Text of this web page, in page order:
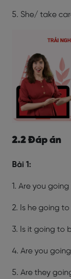
5. She/ take
2.2 Đáp án
Bài 1:
1. Are you
2. Is he going to
3. Is it going to
4. Are you
5. Are they